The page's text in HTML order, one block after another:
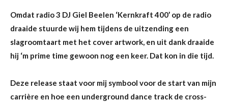
Omdat radio 3 DJ Giel Beelen ‘Kernkraft 400’ op de radio
draaide stuurde wij hem tijdens de uitzending een
slagroomtaart met het cover artwork, en uit dank draaide
hij ‘m prime time gewoon nog een keer. Dat kon in die tijd.
Deze release staat voor mij symbool voor de start van mijn
carrière en hoe een underground dance track de cross-